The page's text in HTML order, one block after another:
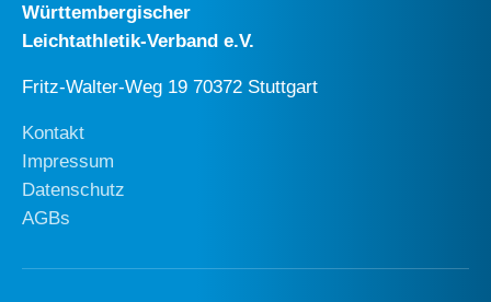
Württembergischer
Leichtathletik-Verband e.V.
Fritz-Walter-Weg 19 70372 Stuttgart
Kontakt
Impressum
Datenschutz
AGBs